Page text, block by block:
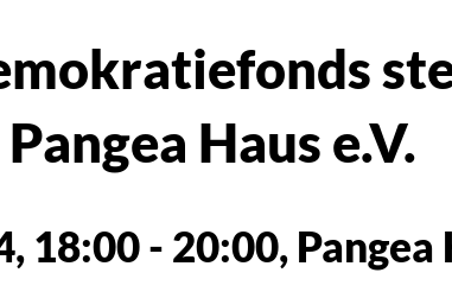
Haus e.V.
18:00- 20:00, Pangea